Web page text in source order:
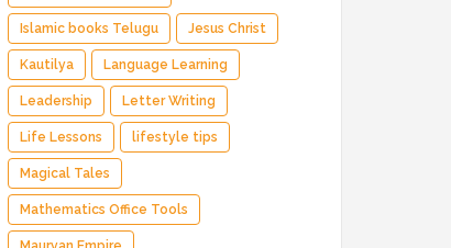
Islamic books Telugu Jesus Christ
Kautilya Language Learning
Leadership Letter Writing
Life Lessons lifestyle tips
Magical Tales
Mathematics Office Tools